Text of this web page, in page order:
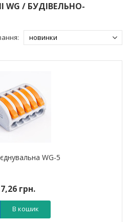
/ БУДІВЕЛЬНО-
WG-5
грн.
В кошик